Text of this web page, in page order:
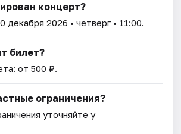
концерт?
декабря 2026 • четверг • 11:00.
билет?
от 500 ₽.
ограничения?
уточняйте у